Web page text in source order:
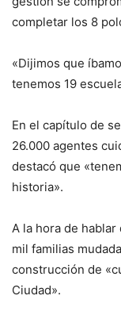
completar los 8
«Dijimos que
tenemos 19
En el capítulo de
26.000 agentes
destacó que
historia».
A la hora de
mil familias
construcción de
Ciudad».